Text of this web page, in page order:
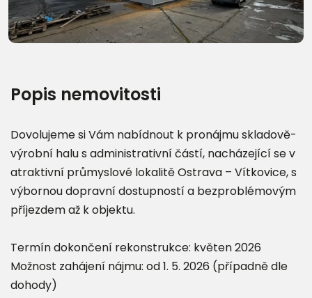
Popis nemovitosti
Dovolujeme si Vám nabídnout k pronájmu skladově-
výrobní halu s administrativní částí, nacházející se v
atraktivní průmyslové lokalitě Ostrava – Vítkovice, s
výbornou dopravní dostupností a bezproblémovým
příjezdem až k objektu.
Termín dokončení rekonstrukce: květen 2026
Možnost zahájení nájmu: od 1. 5. 2026 (případně dle
dohody)